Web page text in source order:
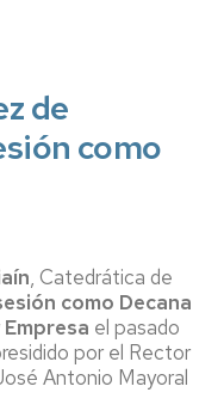
de
como
, Catedrática de
como Decana
el pasado
por el Rector
Antonio Mayoral